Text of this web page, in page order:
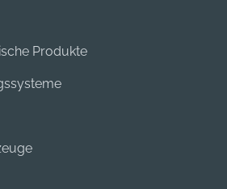
Produkte